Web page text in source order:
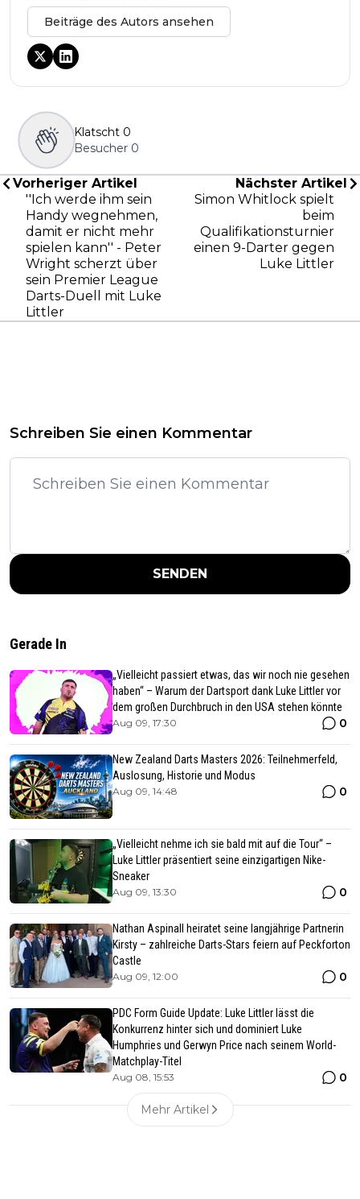
Beiträge des Autors ansehen
Klatscht 0
Besucher 0
Vorheriger Artikel
''Ich werde ihm sein
Handy wegnehmen,
damit er nicht mehr
spielen kann'' - Peter
Wright scherzt über
sein Premier League
Darts-Duell mit Luke
Littler
Nächster Artikel
Simon Whitlock spielt
beim
Qualifikationsturnier
einen 9-Darter gegen
Luke Littler
Schreiben Sie einen Kommentar
SENDEN
Gerade In
„Vielleicht passiert etwas, das wir noch nie gesehen
haben“ – Warum der Dartsport dank Luke Littler vor
dem großen Durchbruch in den USA stehen könnte
Aug 09, 17:30 0
New Zealand Darts Masters 2026: Teilnehmerfeld,
Auslosung, Historie und Modus
Aug 09, 14:48 0
„Vielleicht nehme ich sie bald mit auf die Tour“ –
Luke Littler präsentiert seine einzigartigen Nike-
Sneaker
Aug 09, 13:30 0
Nathan Aspinall heiratet seine langjährige Partnerin
Kirsty – zahlreiche Darts-Stars feiern auf Peckforton
Castle
Aug 09, 12:00 0
PDC Form Guide Update: Luke Littler lässt die
Konkurrenz hinter sich und dominiert Luke
Humphries und Gerwyn Price nach seinem World-
Matchplay-Titel
Aug 08, 15:53 0
Mehr Artikel